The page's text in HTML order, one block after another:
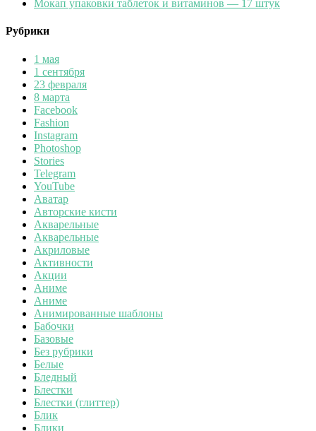
Мокап упаковки таблеток и витаминов — 17 штук
Рубрики
1 мая
1 сентября
23 февраля
8 марта
Facebook
Fashion
Instagram
Photoshop
Stories
Telegram
YouTube
Аватар
Авторские кисти
Акварельные
Акварельные
Акриловые
Активности
Акции
Аниме
Аниме
Анимированные шаблоны
Бабочки
Базовые
Без рубрики
Белые
Бледный
Блестки
Блестки (глиттер)
Блик
Блики